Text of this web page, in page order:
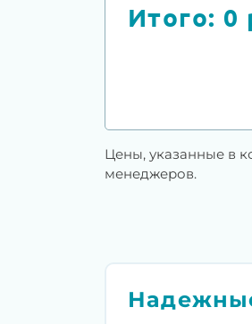
Итого: 0
Цены, указанные в
менеджеров.